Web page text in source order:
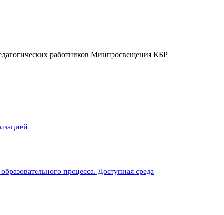
работников Минпросвещения КБР
процесса. Доступная среда